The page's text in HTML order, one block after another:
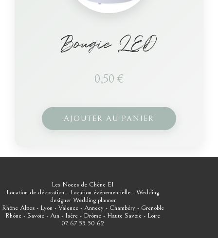
Bougie LED
0,50 €
AJOUTER AU PANIER
Les Noces de Chêne EI
Location de décoration - Location événementielle - Wedding
designer Wedding planner
Rhône Alpes - Lyon - Valence - Annecy - Chambéry - Grenoble
Rhône - Savoie - Ain - Isère - Drôme - Haute Savoie - Loire
07 67 55 50 62